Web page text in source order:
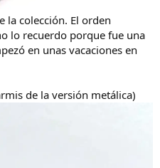
la colección. El orden
lo recuerdo porque fue una
en unas vacaciones en
de la versión metálica)